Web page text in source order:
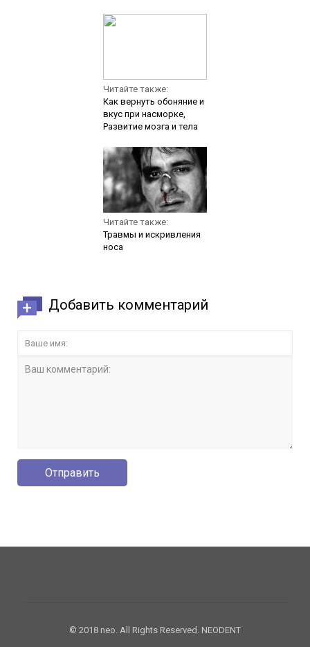
Читайте также:
Как вернуть обоняние и
вкус при насморке,
Развитие мозга и тела
Читайте также:
Травмы и искривления
носа
Добавить комментарий
© 2018 neo. All Rights Reserved. NEODENT